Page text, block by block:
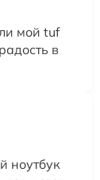
мой tuf
в
ноутбук